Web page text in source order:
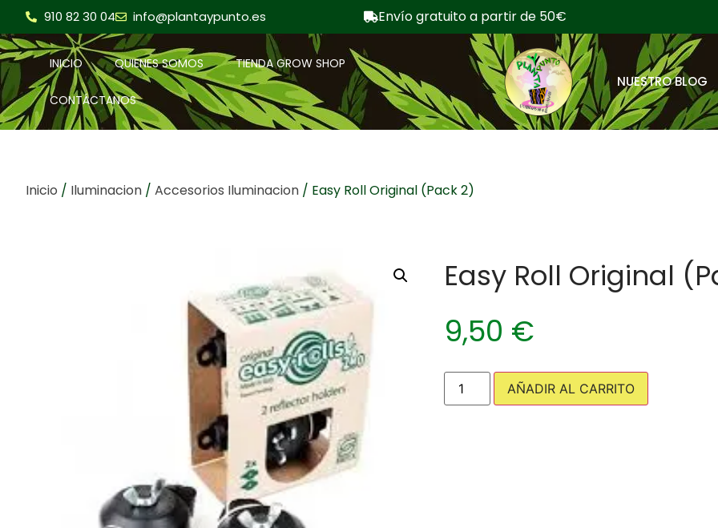
910 82 30 04 info@plantaypunto.es Envío gratuito a partir de 50€
INICIO QUIENES SOMOS TIENDA GROW SHOP
CONTÁCTANOS
NUESTRO BLOG
Inicio / Iluminacion / Accesorios Iluminacion / Easy Roll Original (Pack 2)
Easy Roll Original
9,50 €
AÑADIR AL CARRITO